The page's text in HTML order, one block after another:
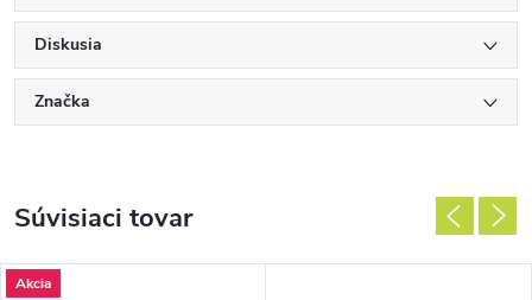
Diskusia
Značka
Súvisiaci tovar
Akcia